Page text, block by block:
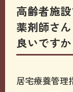
高齢者施
薬剤師さ
良いですか
居宅療養管理